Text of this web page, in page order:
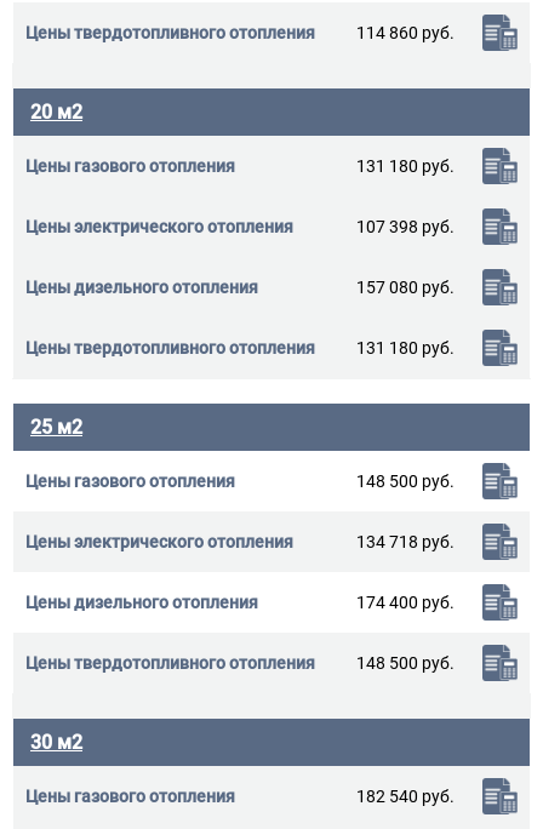
114 860 руб.
20 м2
131 180 руб.
107 398 руб.
157 080 руб.
131 180 руб.
25 м2
148 500 руб.
134 718 руб.
174 400 руб.
148 500 руб.
30 м2
182 540 руб.